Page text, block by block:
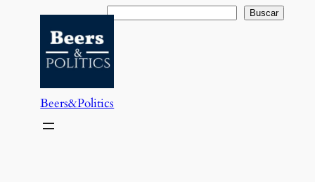
contenido
Buscar Buscar
Beers&Politics